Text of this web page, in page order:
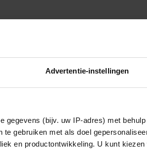
Advertentie-instellingen
gegevens (bijv. uw IP-adres) met
gebruiken met als doel
en productontwikkeling. U kunt